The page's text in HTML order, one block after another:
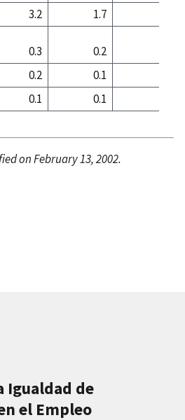
3.2 1.7
0.3 0.2
0.2 0.1
0.1 0.1
on February 13, 2002.
Igualdad de
el Empleo